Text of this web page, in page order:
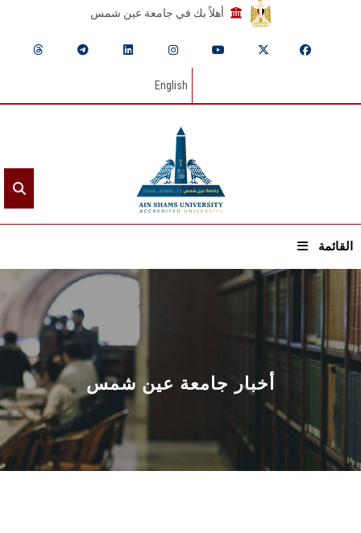
أهلاً بك في جامعة عين شمس
English
القائمة
الرئيسيـة
عن الجامعة
القطاعـات
الشئون الأكاديمية
البحث العلمي
أخبار جامعة عين شمس